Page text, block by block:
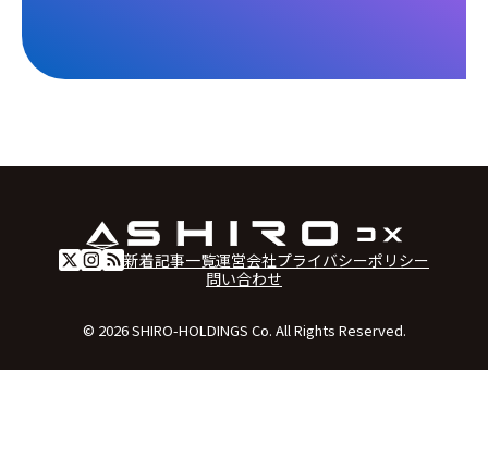
新着記事一覧運営会社プライバシーポリシー
問い合わせ
© 2026 SHIRO-HOLDINGS Co. All Rights Reserved.